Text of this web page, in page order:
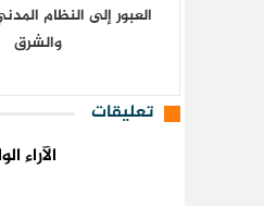
العبور إلى النظام
والشرق
تعليقات
الآراء